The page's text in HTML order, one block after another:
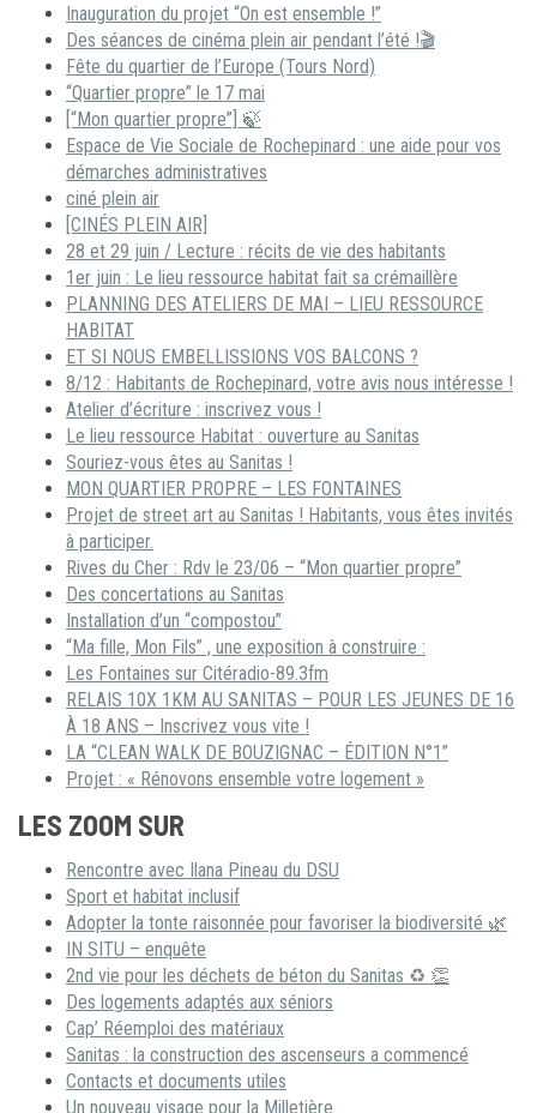
Inauguration du projet “On est ensemble !”
Des séances de cinéma plein air pendant l’été !🎬
Fête du quartier de l’Europe (Tours Nord)
“Quartier propre” le 17 mai
[“Mon quartier propre”] 🍃
Espace de Vie Sociale de Rochepinard : une aide pour vos
démarches administratives
ciné plein air
[CINÉS PLEIN AIR]
28 et 29 juin / Lecture : récits de vie des habitants
1er juin : Le lieu ressource habitat fait sa crémaillère
PLANNING DES ATELIERS DE MAI – LIEU RESSOURCE
HABITAT
ET SI NOUS EMBELLISSIONS VOS BALCONS ?
8/12 : Habitants de Rochepinard, votre avis nous intéresse !
Atelier d’écriture : inscrivez vous !
Le lieu ressource Habitat : ouverture au Sanitas
Souriez-vous êtes au Sanitas !
MON QUARTIER PROPRE – LES FONTAINES
Projet de street art au Sanitas ! Habitants, vous êtes invités
à participer.
Rives du Cher : Rdv le 23/06 – “Mon quartier propre”
Des concertations au Sanitas
Installation d’un “compostou”
“Ma fille, Mon Fils” , une exposition à construire :
Les Fontaines sur Citéradio-89.3fm
RELAIS 10X 1KM AU SANITAS – POUR LES JEUNES DE 16
À 18 ANS – Inscrivez vous vite !
LA “CLEAN WALK DE BOUZIGNAC – ÉDITION N°1”
Projet : « Rénovons ensemble votre logement »
LES ZOOM SUR
Rencontre avec Ilana Pineau du DSU
Sport et habitat inclusif
Adopter la tonte raisonnée pour favoriser la biodiversité 🌿
IN SITU – enquête
2nd vie pour les déchets de béton du Sanitas ♻ 👏
Des logements adaptés aux séniors
Cap’ Réemploi des matériaux
Sanitas : la construction des ascenseurs a commencé
Contacts et documents utiles
Un nouveau visage pour la Milletière